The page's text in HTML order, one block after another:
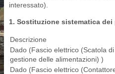
interessato).
1. Sostituzione sistematica dei
Descrizione
Dado (Fascio elettrico (Scatola
gestione delle alimentazioni) )
Dado (Fascio elettrico